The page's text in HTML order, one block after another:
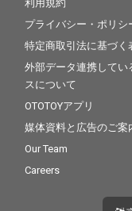
利用規約
プライバシー・ポリシ
特定商取引法に基づく
外部データ連携してい
スについて
OTOTOYアプリ
媒体資料と広告のご案
Our Team
Careers